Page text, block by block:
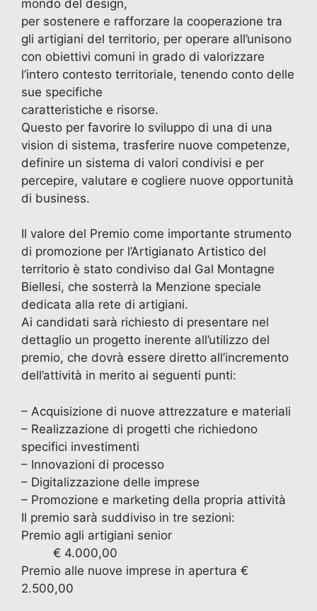
mondo del design,
per sostenere e rafforzare la cooperazione tra
gli artigiani del territorio, per operare all’unisono
con obiettivi comuni in grado di valorizzare
l’intero contesto territoriale, tenendo conto delle
sue specifiche
caratteristiche e risorse.
Questo per favorire lo sviluppo di una di una
vision di sistema, trasferire nuove competenze,
definire un sistema di valori condivisi e per
percepire, valutare e cogliere nuove opportunità
di business.
Il valore del Premio come importante strumento
di promozione per l’Artigianato Artistico del
territorio è stato condiviso dal Gal Montagne
Biellesi, che sosterrà la Menzione speciale
dedicata alla rete di artigiani.
Ai candidati sarà richiesto di presentare nel
dettaglio un progetto inerente all’utilizzo del
premio, che dovrà essere diretto all’incremento
dell’attività in merito ai seguenti punti:
– Acquisizione di nuove attrezzature e materiali
– Realizzazione di progetti che richiedono
specifici investimenti
– Innovazioni di processo
– Digitalizzazione delle imprese
– Promozione e marketing della propria attività
Il premio sarà suddiviso in tre sezioni:
Premio agli artigiani senior
€ 4.000,00
Premio alle nuove imprese in apertura €
2.500,00